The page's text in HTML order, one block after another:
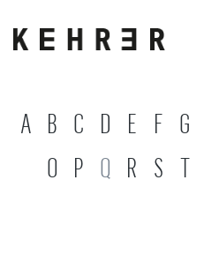
A B C D E F G
O P Q R S T